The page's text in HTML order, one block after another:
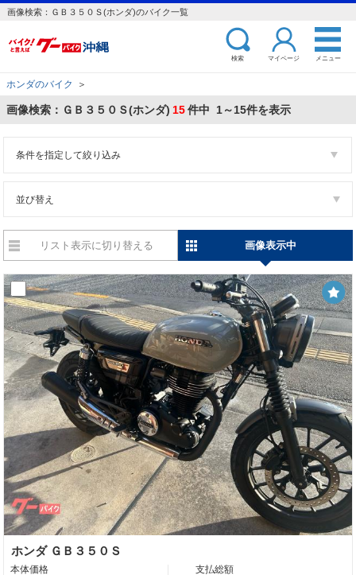
画像検索：ＧＢ３５０Ｓ(ホンダ)のバイク一覧
検索 マイページ メニュー
ホンダのバイク ＞
画像検索：ＧＢ３５０Ｓ(ホンダ) 15件中 1～15件を表示
条件を指定して絞り込み
並び替え
リスト表示に切り替える 画像表示中
ホンダ ＧＢ３５０Ｓ
本体価格 支払総額